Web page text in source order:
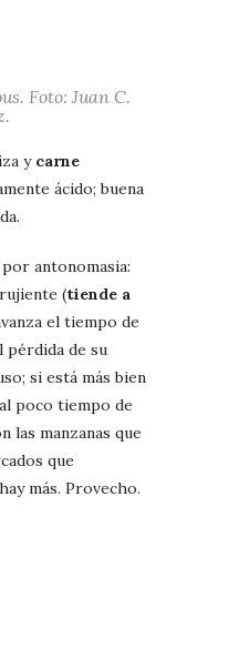
. Foto: Juan C.
y carne
ácido; buena
por antonomasia:
(tiende a
el tiempo de
pérdida de su
si está más bien
poco tiempo de
las manzanas que
que
más. Provecho.